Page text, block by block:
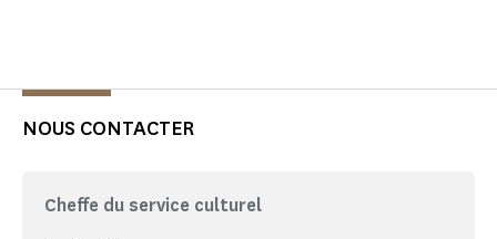
NOUS CONTACTER
Cheffe du service culturel